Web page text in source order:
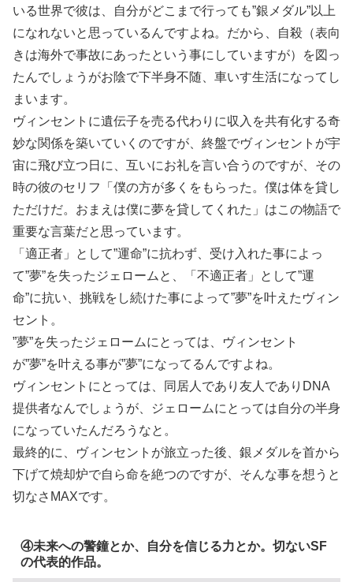
いる世界で彼は、自分がどこまで行っても”銀メダル”以上
になれないと思っているんですよね。だから、自殺（表向
きは海外で事故にあったという事にしていますが）を図っ
たんでしょうがお陰で下半身不随、車いす生活になってし
まいます。
ヴィンセントに遺伝子を売る代わりに収入を共有化する奇
妙な関係を築いていくのですが、終盤でヴィンセントが宇
宙に飛び立つ日に、互いにお礼を言い合うのですが、その
時の彼のセリフ「僕の方が多くをもらった。僕は体を貸し
ただけだ。おまえは僕に夢を貸してくれた」はこの物語で
重要な言葉だと思っています。
「適正者」として”運命”に抗わず、受け入れた事によっ
て”夢”を失ったジェロームと、「不適正者」として”運
命”に抗い、挑戦をし続けた事によって”夢”を叶えたヴィン
セント。
”夢”を失ったジェロームにとっては、ヴィンセント
が”夢”を叶える事が”夢”になってるんですよね。
ヴィンセントにとっては、同居人であり友人でありDNA
提供者なんでしょうが、ジェロームにとっては自分の半身
になっていたんだろうなと。
最終的に、ヴィンセントが旅立った後、銀メダルを首から
下げて焼却炉で自ら命を絶つのですが、そんな事を想うと
切なさMAXです。
④未来への警鐘とか、自分を信じる力とか。切ないSF
の代表的作品。